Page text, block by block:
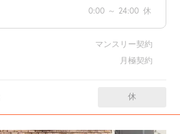
0:00 ～ 24:00 休
マンスリー契約
月極契約
休